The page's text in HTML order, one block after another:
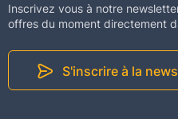
Inscrivez vous à notre
offres du moment directement
S'inscrire à la